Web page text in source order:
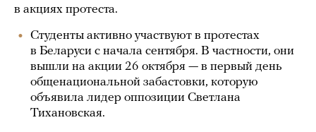
в акциях протеста.
Студенты активно участвуют в протестах
в Беларуси с начала сентября. В частности, они
вышли на акции 26 октября — в первый день
общенациональной забастовки, которую
объявила лидер оппозиции Светлана
Тихановская.